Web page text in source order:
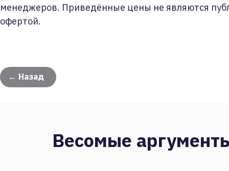
менеджеров. Приведённые цены не являются
офертой.
← Назад
Весомые